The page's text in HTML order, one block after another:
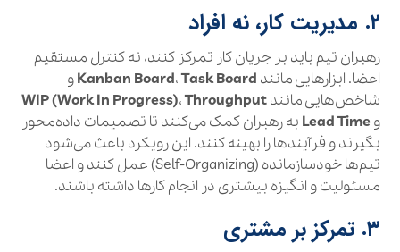
۲. مدیریت کار، نه افراد
رهبران تیم باید بر جریان کار تمرکز کنند، نه کنترل مستقیم
اعضا. ابزارهایی مانند
Kanban Board،Task Board
و
شاخص‌هایی مانند
WIP (Work In Progress)،Throughput
وLead Time به رهبران کمک می‌کنند تا تصمیمات داده‌محور
بگیرند و فرآیندها را بهینه کنند. این رویکرد باعث می‌شود
تیم‌ها خودسازمانده (Self-Organizing) عمل کنند و اعضا
مسئولیت و انگیزه بیشتری در انجام کارها داشته باشند.
۳. تمرکز بر مشتری